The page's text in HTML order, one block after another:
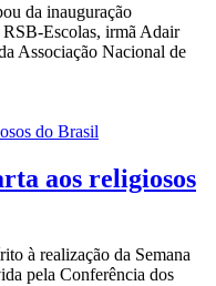
da inauguração
RSB-Escolas, irmã Adair
Associação Nacional de
aos religiosos
à realização da Semana
pela Conferência dos